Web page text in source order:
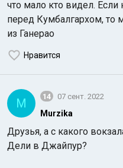
что мало кто видел. Если
перед Кумбалгархом, то
из Ганерао
Нравится
M 14 07 сент. 2022
Murzika
Друзья, а с какого
Дели в Джайпур?